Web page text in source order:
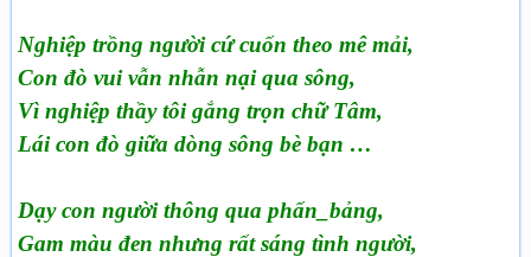
Nghiệp trồng người cứ cuốn theo mê mải,
Con đò vui vẫn nhẫn nại qua sông,
Vì nghiệp thầy tôi gắng trọn chữ Tâm,
Lái con đò giữa dòng sông bè bạn …
Dạy con người thông qua phấn_bảng,
Gam màu đen nhưng rất sáng tình người,